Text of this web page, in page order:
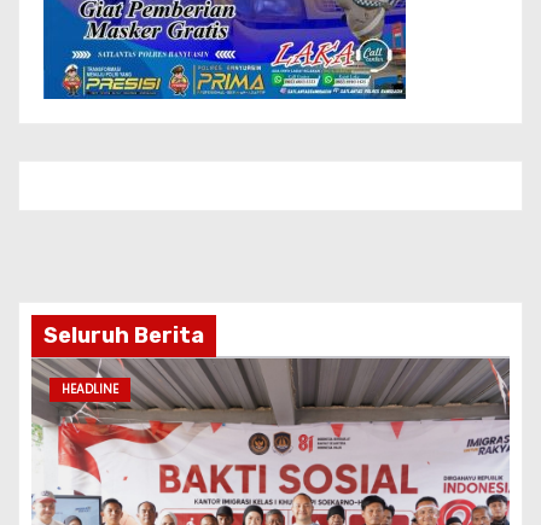
Seluruh Berita
HEADLINE